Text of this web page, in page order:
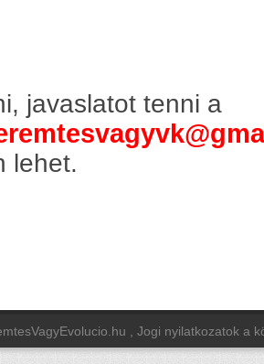
javaslatot tenni a
lehet.
, Jogi nyilatkozatok a